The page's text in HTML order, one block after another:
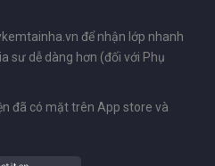
để nhận lớp nhanh
sư dễ dàng hơn (đối với Phụ
đã có mặt trên App store và